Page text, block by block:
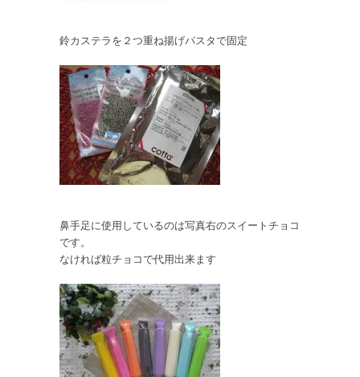
鈴カステラを２つ重ね揚げパスタで固定
鼻手足に使用しているのは写真右のスイートチョコ
です。
なければ粒チョコで代用出来ます